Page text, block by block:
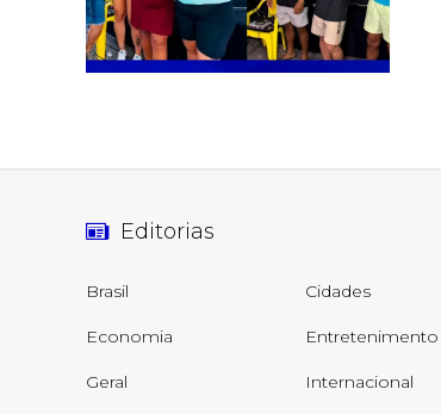
Editorias
Brasil Cidades
Economia Entretenimento
Geral Internacional